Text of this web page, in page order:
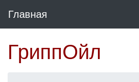
Главная
ГриппОйл